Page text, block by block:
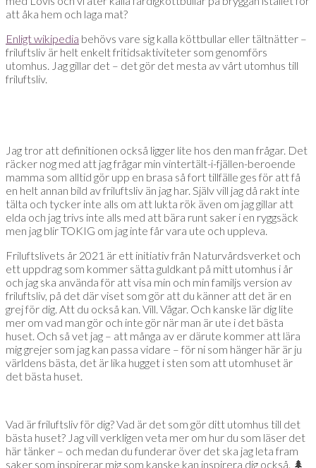
att åka hem och laga mat?
Enligt wikipedia behövs vare sig kalla köttbullar eller tältnätter –
friluftsliv är helt enkelt fritidsaktiviteter som genomförs
utomhus. Jag gillar det – det gör det mesta av vårt utomhus till
friluftsliv.
Jag tror att definitionen också ligger lite hos den man frågar. Det
räcker nog med att jag frågar min vintertält-i-fjällen-beroende
mamma som alltid gör upp en brasa så fort tillfälle ges för att få
en helt annan bild av friluftsliv än jag har. Själv vill jag då rakt inte
tälta och tycker inte alls om att lukta rök även om jag gillar att
elda och jag trivs inte alls med att bära runt saker i en ryggsäck
men jag blir TOKIG om jag inte får vara ute och uppleva.
Friluftslivets år 2021 är ett initiativ från Naturvårdsverket och
ett uppdrag som kommer sätta guldkant på mitt utomhus i år
och jag ska använda för att visa min och min familjs version av
friluftsliv, på det där viset som gör att du känner att det är en
grej för dig. Att du också kan. Vill. Vågar. Och kanske lär dig lite
mer om vad man gör och inte gör när man är ute i det bästa
huset. Och så vet jag – att många av er därute kommer att lära
mig grejer som jag kan passa vidare – för ni som hänger här är ju
världens bästa, det är lika hugget i sten som att utomhuset är
det bästa huset.
Vad är friluftsliv för dig? Vad är det som gör ditt utomhus till det
bästa huset? Jag vill verkligen veta mer om hur du som läser det
här tänker – och medan du funderar över det ska jag leta fram
saker som inspirerar mig som kanske kan inspirera dig också. 🌲